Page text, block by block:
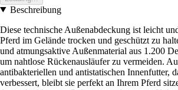
Beschreibung
Diese technische Außenabdeckung ist leicht
Pferd im Gelände trocken und geschützt zu
und atmungsaktive Außenmaterial aus 1.200
um nahtlose Rückenausläufer zu vermeiden.
antibakteriellen und antistatischen Innenfutter,
verbessert, bleibt sie perfekt an Ihrem Pferd